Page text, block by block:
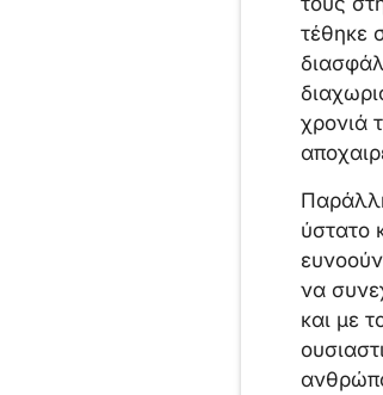
τέθηκε
χρονιά
ύστατο
να
και με